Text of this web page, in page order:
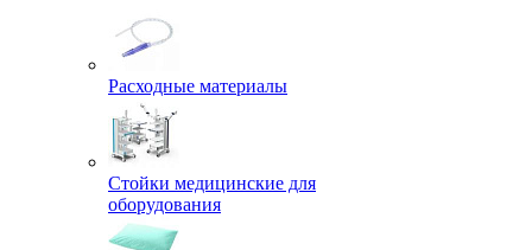
Расходные материалы
Стойки медицинские для
оборудования